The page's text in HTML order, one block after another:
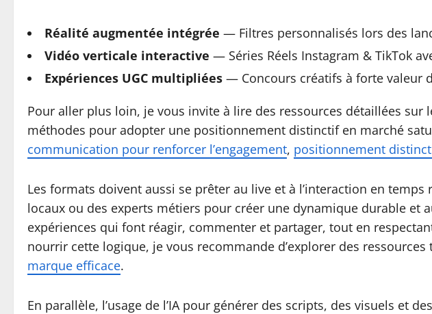
Réalité augmentée intégrée — Filtres personnalisés lors des
Vidéo verticale interactive — Séries Réels Instagram & TikTok
Expériences UGC multipliées — Concours créatifs à forte valeur
Pour aller plus loin, je vous invite à lire des ressources détaillées
méthodes pour adopter une positionnement distinctif en marché
communication pour renforcer l’engagement, positionnement
Les formats doivent aussi se prêter au live et à l’interaction en
locaux ou des experts métiers pour créer une dynamique durable et
expériences qui font réagir, commenter et partager, tout en
nourrir cette logique, je vous recommande d’explorer des ressources
marque efficace.
En parallèle, l’usage de l’IA pour générer des scripts, des visuels et